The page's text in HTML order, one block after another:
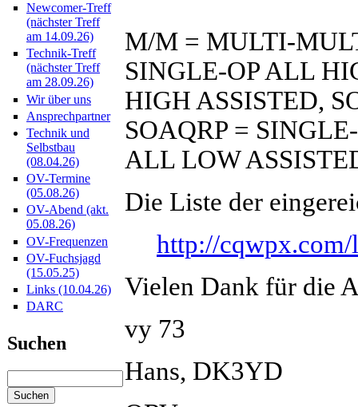
Newcomer-Treff
(nächster Treff
am 14.09.26)
Technik-Treff
(nächster Treff
am 28.09.26)
Wir über uns
Ansprechpartner
Technik und
Selbstbau
(08.04.26)
OV-Termine
(05.08.26)
OV-Abend (akt.
05.08.26)
OV-Frequenzen
OV-Fuchsjagd
(15.05.25)
Links (10.04.26)
DARC
Suchen
M/M = MULTI-
SINGLE-OP ALL
HIGH ASSISTED,
SOAQRP =
ALL LOW
Die Liste der
http://
Vielen Dank für die
vy 73
Hans, DK3YD